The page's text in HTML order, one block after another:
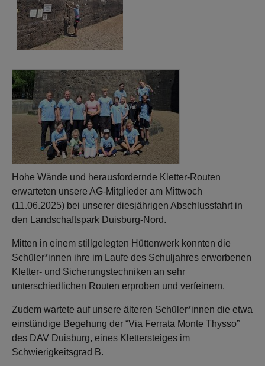
Hohe Wände und herausfordernde Kletter-Routen
erwarteten unsere AG-Mitglieder am Mittwoch
(11.06.2025) bei unserer diesjährigen Abschlussfahrt in
den Landschaftspark Duisburg-Nord.
Mitten in einem stillgelegten Hüttenwerk konnten die
Schüler*innen ihre im Laufe des Schuljahres erworbenen
Kletter- und Sicherungstechniken an sehr
unterschiedlichen Routen erproben und verfeinern.
Zudem wartete auf unsere älteren Schüler*innen die etwa
einstündige Begehung der “Via Ferrata Monte Thysso”
des DAV Duisburg, eines Klettersteiges im
Schwierigkeitsgrad B.